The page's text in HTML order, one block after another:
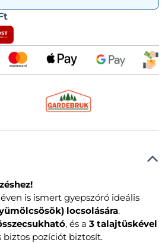
is ismert gyepszóró ideális
locsolására.
, és a 3 talajtüskével
pozíciót biztosít.